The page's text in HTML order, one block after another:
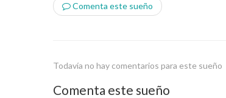
Comenta este sueño
Todavía no hay comentarios para este sueño
Comenta este sueño